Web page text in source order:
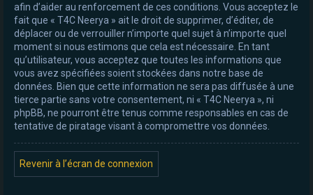
afin d’aider au renforcement de ces conditions. Vous acceptez le
fait que « T4C Neerya » ait le droit de supprimer, d’éditer, de
déplacer ou de verrouiller n’importe quel sujet à n’importe quel
moment si nous estimons que cela est nécessaire. En tant
qu’utilisateur, vous acceptez que toutes les informations que
vous avez spécifiées soient stockées dans notre base de
données. Bien que cette information ne sera pas diffusée à une
tierce partie sans votre consentement, ni « T4C Neerya », ni
phpBB, ne pourront être tenus comme responsables en cas de
tentative de piratage visant à compromettre vos données.
Revenir à l’écran de connexion